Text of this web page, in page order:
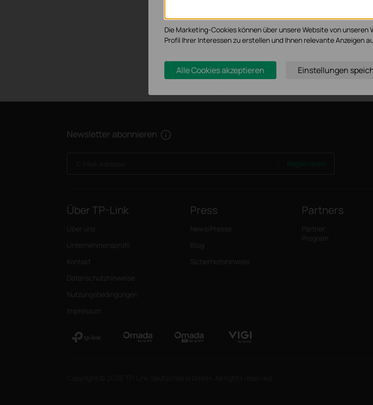
Newsletter abonnieren
Über TP-Link
Über uns
Unternehmensprofil
Kontakt
Datenschutzhinweise
Nutzungsbedingungen
Impressum
Press
News/Presse
Blog
Sicherheitshinweis
Partners
Partner
Program
Funktionsweise unserer Website zu verbessern und anzupassen.
Die Marketing-Cookies können über unsere Website von
Profil Ihrer Interessen zu erstellen und Ihnen relevante Anzeigen
Alle Cookies akzeptieren Einstellungen